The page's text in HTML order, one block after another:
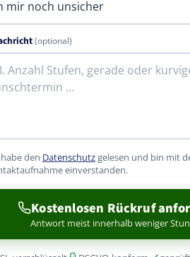
(optional)
den Datenschutzgelesen und bin mit
einverstanden.
Kostenlosen Rückruf
Antwort meist innerhalb weniger